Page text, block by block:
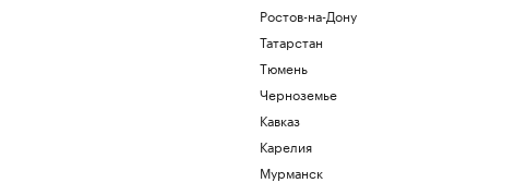
Ростов-на-Дону
Татарстан
Тюмень
Черноземье
Кавказ
Карелия
Мурманск